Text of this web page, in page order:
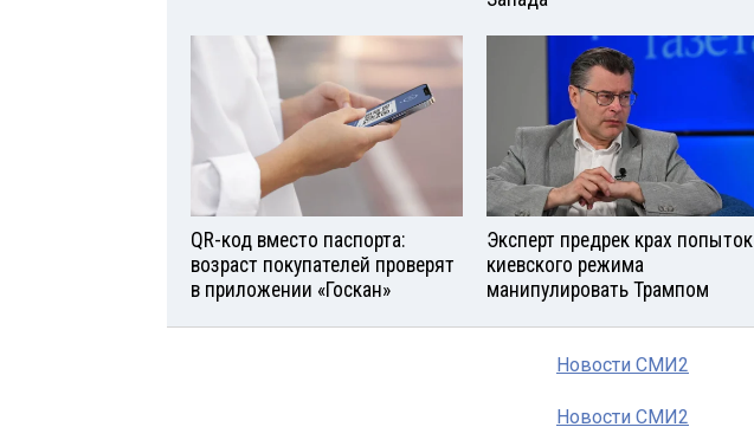
QR-код вместо паспорта:
возраст покупателей проверят
в приложении «Госкан»
Эксперт предрек крах попыток
киевского режима
манипулировать Трампом
Новости СМИ2
Новости СМИ2